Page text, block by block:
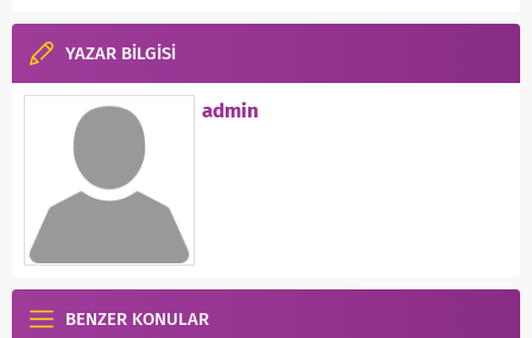
YAZAR BİLGİSİ
admin
BENZER KONULAR